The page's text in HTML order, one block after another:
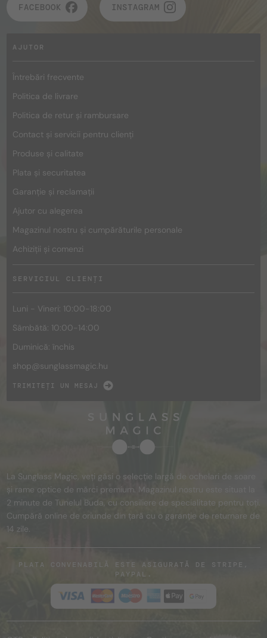
FACEBOOK INSTAGRAM
AJUTOR
Întrebări frecvente
Politica de livrare
Politica de retur și rambursare
Contact și servicii pentru clienți
Produse și calitate
Plata și securitatea
Garanție și reclamații
Ajutor cu alegerea
Magazinul nostru și cumpărăturile personale
Achiziții și comenzi
SERVICIUL CLIENȚI
Luni - Vineri: 10:00-18:00
Sâmbătă: 10:00-14:00
Duminică: închis
shop@sunglassmagic.hu
TRIMITEȚI UN MESAJ
La Sunglass Magic, veți găsi o selecție largă de ochelari de soare
și rame optice de mărci premium. Magazinul nostru este situat la
2 minute de Tunelul Buda, cu consiliere de specialitate pentru toți.
Cumpără online de oriunde din țară cu o garanție de returnare de
14 zile.
PLATA CONVENABILĂ ESTE ASIGURATĂ DE STRIPE,
PAYPAL.